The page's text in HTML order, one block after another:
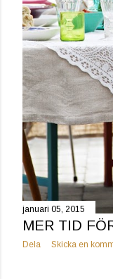
januari 05, 2015
MER TID
Dela Skicka en